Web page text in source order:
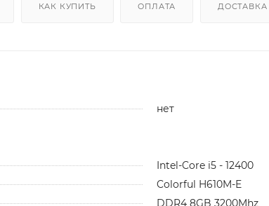
КАК КУПИТЬ ОПЛАТА ДОСТАВКА
нет
Intel-Core i5 - 12400
Colorful H610M-E
DDR4 8GB 3200Mhz